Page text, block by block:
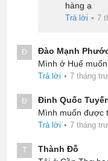
hàng ạ
Trả lời • 7
Đ
Đào Mạnh
Mình ở Huế
Trả lời • 7 tháng
Đ
Đinh Quốc
Mình muốn được
Trả lời • 7 tháng
T
Thành Đỗ